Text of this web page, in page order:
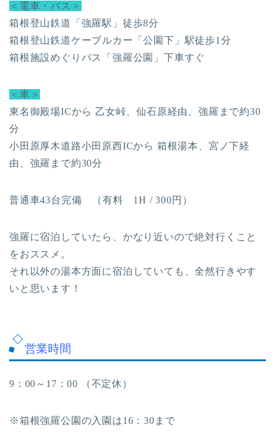
＜電車・バス＞
箱根登山鉄道「強羅駅」徒歩8分
箱根登山鉄道ケーブルカー「公園下」駅徒歩1分
箱根施設めぐりバス「強羅公園」下車すぐ
＜車＞
東名御殿場ICから 乙女峠、仙石原経由、強羅まで約30
分
小田原厚木道路小田原西ICから 箱根湯本、宮ノ下経
由、強羅まで約30分
普通車43台完備 （有料 1H / 300円）
強羅に宿泊していたら、かなり近いので絶対行くこと
をおススメ。
それ以外の湯本方面に宿泊していても、全然行きやす
いと思います！
営業時間
9：00～17：00 （不定休）
※箱根強羅公園の入園は16：30まで